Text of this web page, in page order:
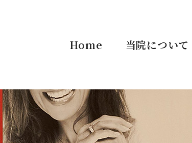
Home 当院について